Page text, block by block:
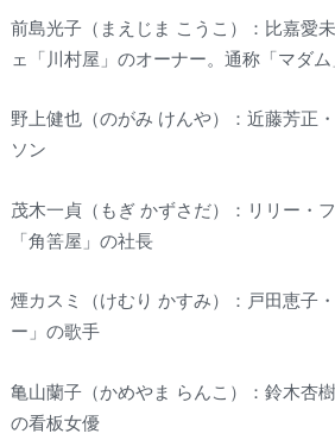
前島光子（まえじま こうこ）：比嘉愛
ェ「川村屋」のオーナー。通称「マダム
野上健也（のがみ けんや）：近藤芳正
ソン
茂木一貞（もぎ かずさだ）：リリー・
「角筈屋」の社長
煙カスミ（けむり かすみ）：戸田恵子
ー」の歌手
亀山蘭子（かめやま らんこ）：鈴木杏
の看板女優